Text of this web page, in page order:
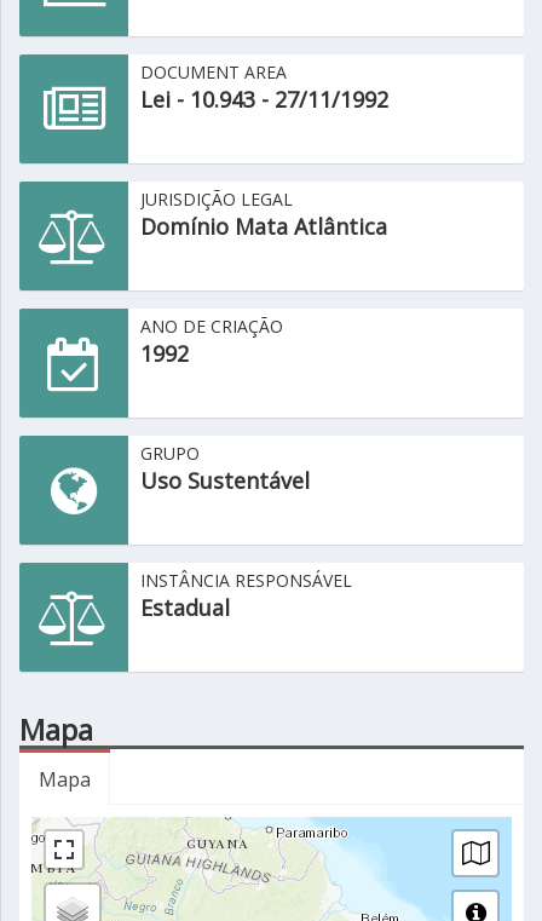
DOCUMENT AREA
Lei - 10.943 - 27/11/1992
JURISDIÇÃO LEGAL
Domínio Mata Atlântica
ANO DE CRIAÇÃO
1992
GRUPO
Uso Sustentável
INSTÂNCIA RESPONSÁVEL
Estadual
Mapa
Mapa